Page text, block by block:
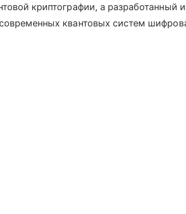
криптографии, а разработанный
квантовых систем